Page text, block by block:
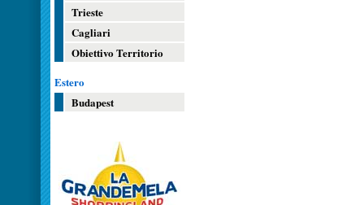
Trieste
Cagliari
Obiettivo Territorio
Estero
Budapest